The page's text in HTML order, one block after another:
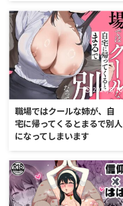
2026/8/10
職場ではクールな姉が、自
宅に帰ってくるとまるで別人
になってしまいます